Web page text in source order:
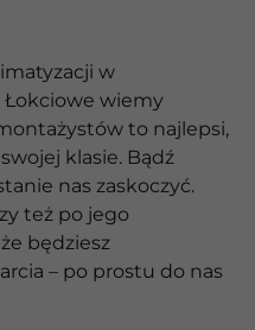
w
wiemy
to najlepsi,
klasie. Bądź
nas zaskoczyć.
też po jego
będziesz
– po prostu do nas